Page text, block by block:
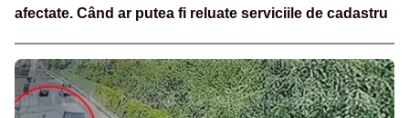
afectate. Când ar putea fi reluate serviciile de cadastru